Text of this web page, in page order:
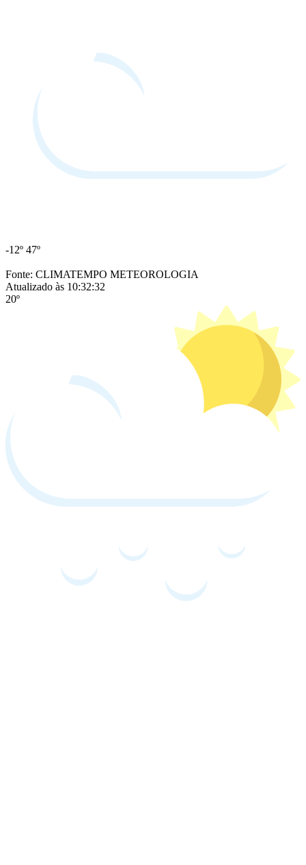
-12º 47º
Fonte: CLIMATEMPO METEOROLOGIA
Atualizado às 10:32:32
20º